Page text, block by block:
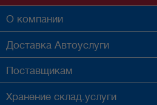
О компании
Доставка Автоуслуги
Поставщикам
Хранение склад.услуги